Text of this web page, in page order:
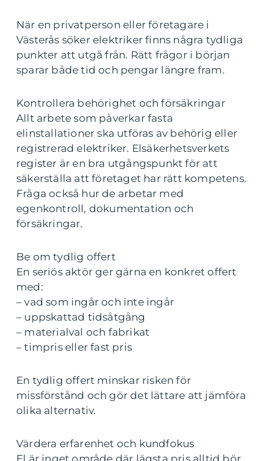
När en privatperson eller företagare i
Västerås söker elektriker finns några tydliga
punkter att utgå från. Rätt frågor i början
sparar både tid och pengar längre fram.
Kontrollera behörighet och försäkringar
Allt arbete som påverkar fasta
elinstallationer ska utföras av behörig eller
registrerad elektriker. Elsäkerhetsverkets
register är en bra utgångspunkt för att
säkerställa att företaget har rätt kompetens.
Fråga också hur de arbetar med
egenkontroll, dokumentation och
försäkringar.
Be om tydlig offert
En seriös aktör ger gärna en konkret offert
med:
– vad som ingår och inte ingår
– uppskattad tidsåtgång
– materialval och fabrikat
– timpris eller fast pris
En tydlig offert minskar risken för
missförstånd och gör det lättare att jämföra
olika alternativ.
Värdera erfarenhet och kundfokus